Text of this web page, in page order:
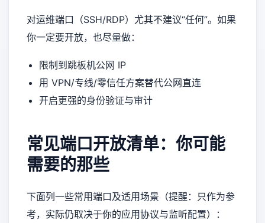
对运维端口（SSH/RDP）尤其不建议“任何”。如果
你一定要开放，也尽量做：
限制到跳板机公网 IP
用 VPN/专线/零信任方案替代公网直连
开启更强的身份验证与审计
常见端口开放清单：你可能
需要的那些
下面列一些常用端口及适用场景（提醒：只作为参
考，实际仍取决于你的应用协议与监听配置）：